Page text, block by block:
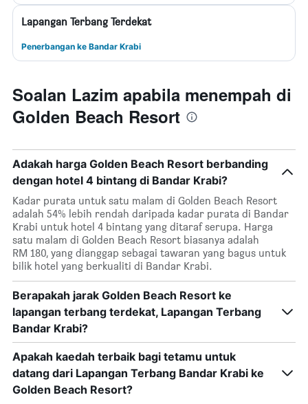
Lapangan Terbang Terdekat
Penerbangan ke Bandar Krabi
Soalan Lazim apabila menempah di
Golden Beach Resort
Adakah harga Golden Beach Resort berbanding
dengan hotel 4 bintang di Bandar Krabi?
Kadar purata untuk satu malam di Golden Beach Resort
adalah 54% lebih rendah daripada kadar purata di Bandar
Krabi untuk hotel 4 bintang yang ditaraf serupa. Harga
satu malam di Golden Beach Resort biasanya adalah
RM 180, yang dianggap sebagai tawaran yang bagus untuk
bilik hotel yang berkualiti di Bandar Krabi.
Berapakah jarak Golden Beach Resort ke
lapangan terbang terdekat, Lapangan Terbang
Bandar Krabi?
Apakah kaedah terbaik bagi tetamu untuk
datang dari Lapangan Terbang Bandar Krabi ke
Golden Beach Resort?